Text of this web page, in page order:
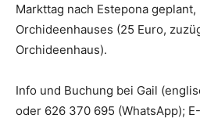
Markttag nach Estepona
Orchideenhauses (25 Euro,
Orchideenhaus).
Info und Buchung bei Gail
oder 626 370 695 (WhatsApp);